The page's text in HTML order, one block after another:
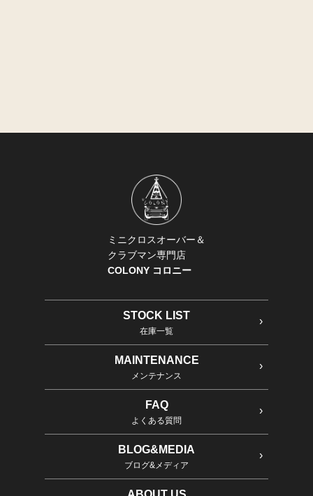
ミニクロスオーバー＆
クラブマン専門店
COLONY コロニー
STOCK LIST
在庫一覧
MAINTENANCE
メンテナンス
FAQ
よくある質問
BLOG&MEDIA
ブログ&メディア